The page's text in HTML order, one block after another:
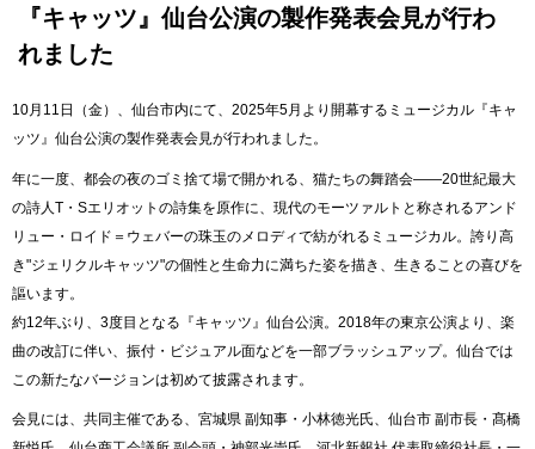
『キャッツ』仙台公演の製作発表会見が行わ
れました
10月11日（金）、仙台市内にて、2025年5月より開幕するミュージカル『キャ
ッツ』仙台公演の製作発表会見が行われました。
年に一度、都会の夜のゴミ捨て場で開かれる、猫たちの舞踏会――20世紀最大
の詩人T・Sエリオットの詩集を原作に、現代のモーツァルトと称されるアンド
リュー・ロイド＝ウェバーの珠玉のメロディで紡がれるミュージカル。誇り高
き"ジェリクルキャッツ"の個性と生命力に満ちた姿を描き、生きることの喜びを
謳います。
約12年ぶり、3度目となる『キャッツ』仙台公演。2018年の東京公演より、楽
曲の改訂に伴い、振付・ビジュアル面などを一部ブラッシュアップ。仙台では
この新たなバージョンは初めて披露されます。
会見には、共同主催である、宮城県 副知事・小林徳光氏、仙台市 副市長・髙橋